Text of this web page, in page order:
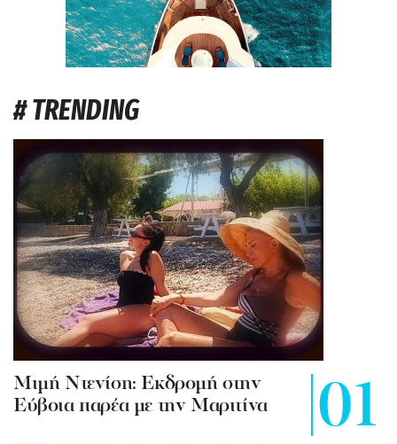
# TRENDING
Mιμή Ντενίση: Εκδρομή στην
Εύβοια παρέα με την Μαριτίνα